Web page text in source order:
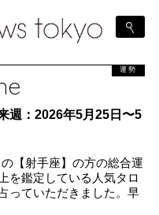
運勢
週：2026年5月25日〜5
【射手座】の方の総合運
を鑑定している人気タロ
っていただきました。早